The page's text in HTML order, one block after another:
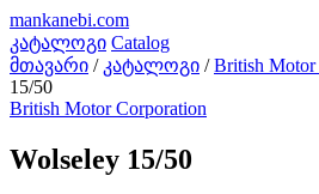
mankanebi.com
კატალოგი Catalog
მთავარი / კატალოგი / British Motor
15/50
British Motor Corporation
Wolseley 15/50